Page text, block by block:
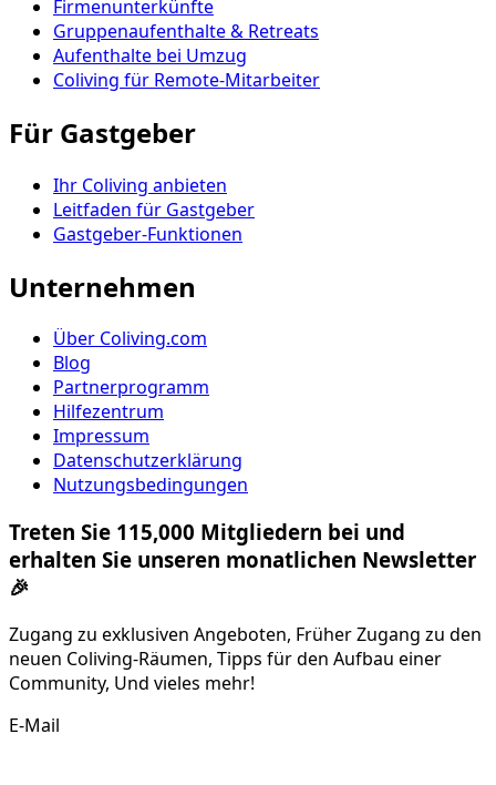
Firmenunterkünfte
Gruppenaufenthalte & Retreats
Aufenthalte bei Umzug
Coliving für Remote-Mitarbeiter
Für Gastgeber
Ihr Coliving anbieten
Leitfaden für Gastgeber
Gastgeber-Funktionen
Unternehmen
Über Coliving.com
Blog
Partnerprogramm
Hilfezentrum
Impressum
Datenschutzerklärung
Nutzungsbedingungen
Treten Sie 115,000 Mitgliedern bei und
erhalten Sie unseren monatlichen Newsletter
🎉
Zugang zu exklusiven Angeboten, Früher Zugang zu den
neuen Coliving-Räumen, Tipps für den Aufbau einer
Community, Und vieles mehr!
E-Mail